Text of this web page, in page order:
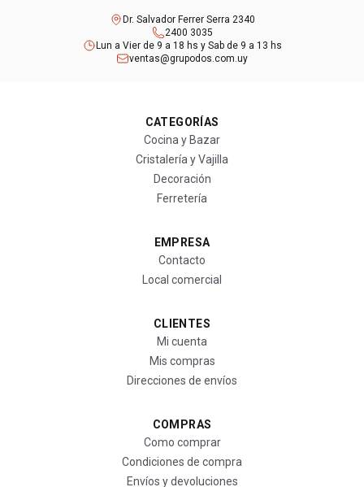
Dr. Salvador Ferrer Serra 2340
2400 3035
Lun a Vier de 9 a 18 hs y Sab de 9 a 13 hs
ventas@grupodos.com.uy
CATEGORÍAS
Cocina y Bazar
Cristalería y Vajilla
Decoración
Ferretería
EMPRESA
Contacto
Local comercial
CLIENTES
Mi cuenta
Mis compras
Direcciones de envíos
COMPRAS
Como comprar
Condiciones de compra
Envíos y devoluciones